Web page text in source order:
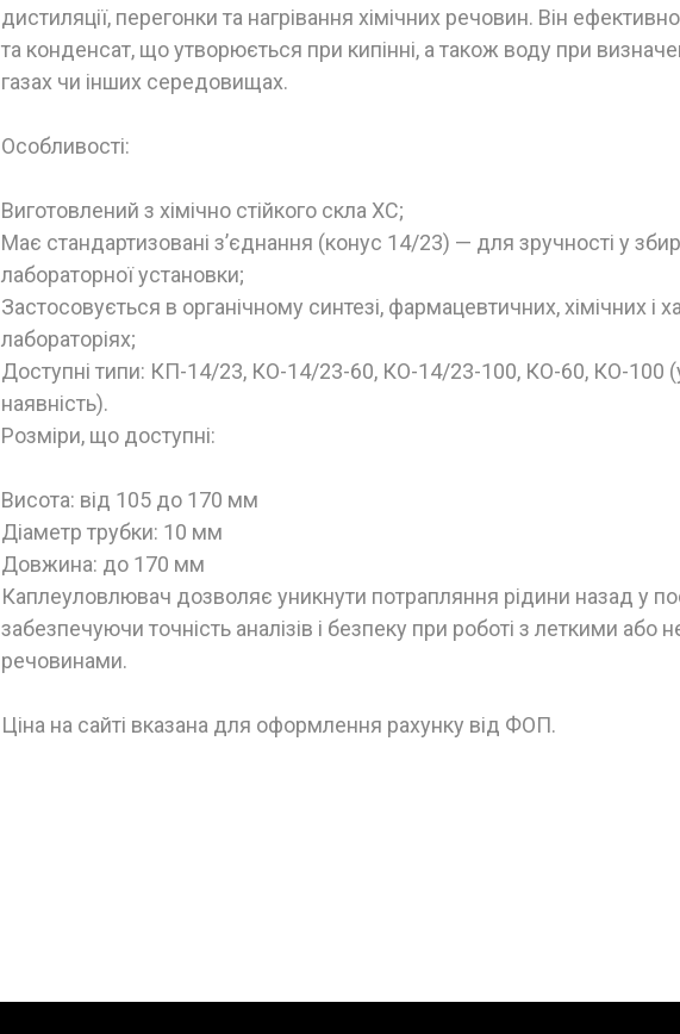
дистиляції, перегонки та нагрівання хімічних речовин. Він
та конденсат, що утворюється при кипінні, а також воду при
газах чи інших середовищах.
Особливості:
Виготовлений з хімічно стійкого скла ХС;
Має стандартизовані з’єднання (конус 14/23) — для зручності у
лабораторної установки;
Застосовується в органічному синтезі, фармацевтичних, хімічних і
лабораторіях;
Доступні типи: КП-14/23, КО-14/23-60, КО-14/23-100, КО-60, КО-100
наявність).
Розміри, що доступні:
Висота: від 105 до 170 мм
Діаметр трубки: 10 мм
Довжина: до 170 мм
Каплеуловлювач дозволяє уникнути потрапляння рідини назад у
забезпечуючи точність аналізів і безпеку при роботі з леткими або
речовинами.
Ціна на сайті вказана для оформлення рахунку від ФОП.